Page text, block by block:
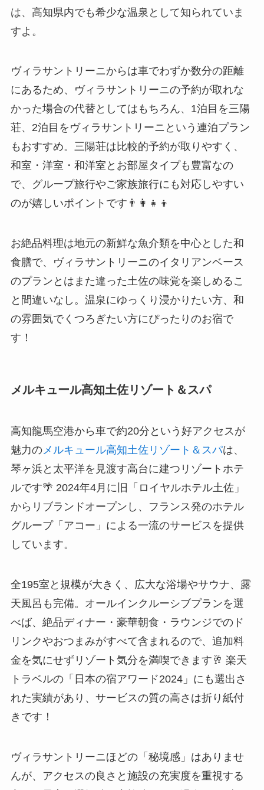
は、高知県内でも希少な温泉として知られていま
すよ。
ヴィラサントリーニからは車でわずか数分の距離
にあるため、ヴィラサントリーニの予約が取れな
かった場合の代替としてはもちろん、1泊目を三陽
荘、2泊目をヴィラサントリーニという連泊プラン
もおすすめ。三陽荘は比較的予約が取りやすく、
和室・洋室・和洋室とお部屋タイプも豊富なの
で、グループ旅行やご家族旅行にも対応しやすい
のが嬉しいポイントです👨‍👩‍👧‍👦
お絶品料理は地元の新鮮な魚介類を中心とした和
食膳で、ヴィラサントリーニのイタリアンベース
のプランとはまた違った土佐の味覚を楽しめるこ
と間違いなし。温泉にゆっくり浸かりたい方、和
の雰囲気でくつろぎたい方にぴったりのお宿で
す！
メルキュール高知土佐リゾート＆スパ
高知龍馬空港から車で約20分という好アクセスが
魅力のメルキュール高知土佐リゾート＆スパは、
琴ヶ浜と太平洋を見渡す高台に建つリゾートホテ
ルです🌴 2024年4月に旧「ロイヤルホテル土佐」
からリブランドオープンし、フランス発のホテル
グループ「アコー」による一流のサービスを提供
しています。
全195室と規模が大きく、広大な浴場やサウナ、露
天風呂も完備。オールインクルーシブプランを選
べば、絶品ディナー・豪華朝食・ラウンジでのド
リンクやおつまみがすべて含まれるので、追加料
金を気にせずリゾート気分を満喫できます🥂 楽天
トラベルの「日本の宿アワード2024」にも選出さ
れた実績があり、サービスの質の高さは折り紙付
きです！
ヴィラサントリーニほどの「秘境感」はありませ
んが、アクセスの良さと施設の充実度を重視する